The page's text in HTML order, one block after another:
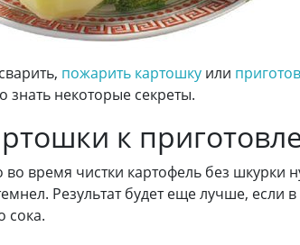
пожарить картошку или
знать некоторые секреты.
к
во время чистки картофель без шкурки
Результат будет еще лучше, если
сока.